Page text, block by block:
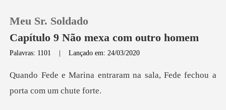
0
Meu Sr. Soldado
Capítulo 9 Não mexa com outro homem
Palavras: 1101 |Lançado em: 24/03/2020
ram na sala, Fede fechou a